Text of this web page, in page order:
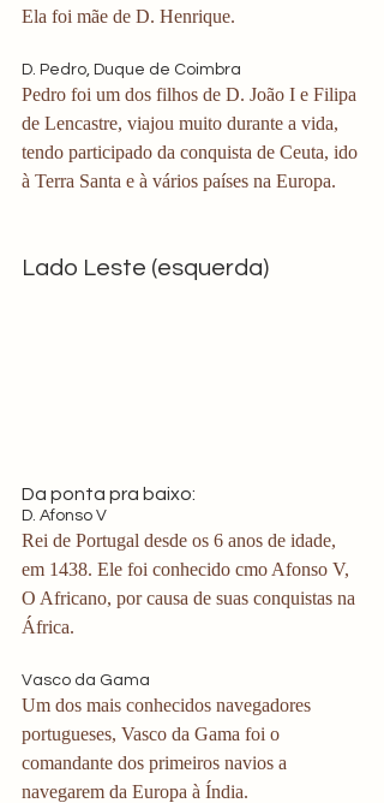
Ela foi mãe de D. Henrique.
D. Pedro, Duque de Coimbra
Pedro foi um dos filhos de D. João I e Filipa
de Lencastre, viajou muito durante a vida,
tendo participado da conquista de Ceuta, ido
à Terra Santa e à vários países na Europa.
Lado Leste (esquerda)
Da ponta pra baixo:
D. Afonso V
Rei de Portugal desde os 6 anos de idade,
em 1438. Ele foi conhecido cmo Afonso V,
O Africano, por causa de suas conquistas na
África.
Vasco da Gama
Um dos mais conhecidos navegadores
portugueses, Vasco da Gama foi o
comandante dos primeiros navios a
navegarem da Europa à Índia.